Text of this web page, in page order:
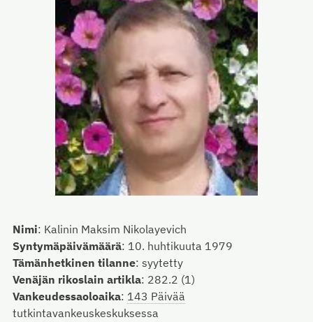
Nimi: Kalinin Maksim Nikolayevich
Syntymäpäivämäärä: 10. huhtikuuta 1979
Tämänhetkinen tilanne: syytetty
Venäjän rikoslain artikla: 282.2 (1)
Vankeudessaoloaika: 143 Päivää
tutkintavankeuskeskuksessa